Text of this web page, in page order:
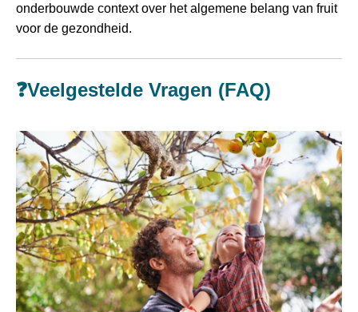
onderbouwde context over het algemene belang van fruit
voor de gezondheid.
❓Veelgestelde Vragen (FAQ)